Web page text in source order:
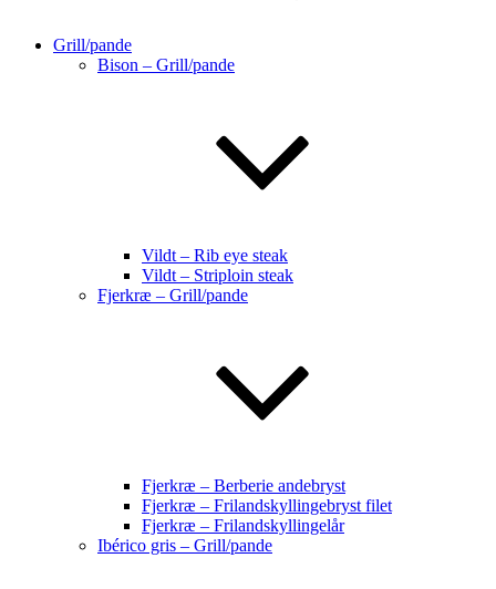
Grill/pande
Bison – Grill/pande
Vildt – Rib eye steak
Vildt – Striploin steak
Fjerkræ – Grill/pande
Fjerkræ – Berberie andebryst
Fjerkræ – Frilandskyllingebryst filet
Fjerkræ – Frilandskyllingelår
Ibérico gris – Grill/pande